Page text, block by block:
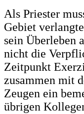
Als Priester
Gebiet
sein Überleben
nicht die
Zeitpunkt
zusammen mit
Zeugen ein
übrigen